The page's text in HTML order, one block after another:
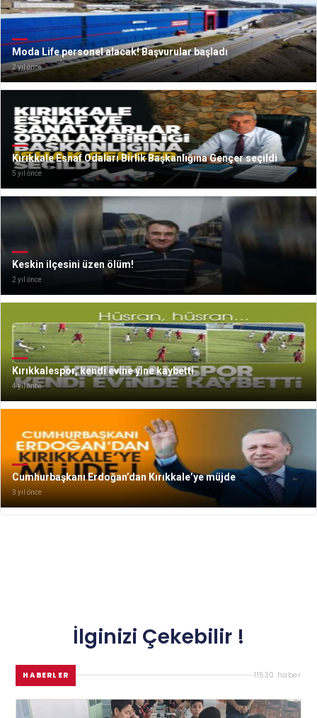
Moda Life personel alacak! Başvurular başladı
2 yıl önce
Kırıkkale Esnaf Odaları Birlik Başkanlığına Gençer seçildi
5 yıl önce
Keskin ilçesini üzen ölüm!
2 yıl önce
Kırıkkalespor, kendi evine yine kaybetti
4 yıl önce
Cumhurbaşkanı Erdoğan’dan Kırıkkale’ye müjde
3 yıl önce
İlginizi Çekebilir !
HABERLER 11530 haber